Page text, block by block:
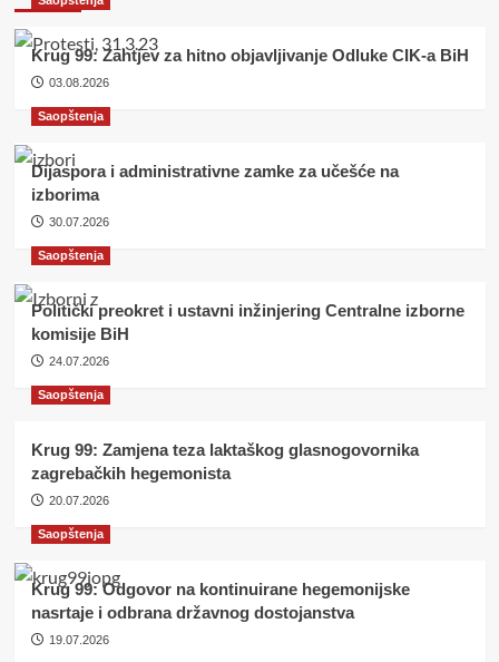
Krug 99: Zahtjev za hitno objavljivanje Odluke CIK-a BiH
03.08.2026
Saopštenja
Dijaspora i administrativne zamke za učešće na
izborima
30.07.2026
Saopštenja
Politički preokret i ustavni inžinjering Centralne izborne
komisije BiH
24.07.2026
Saopštenja
Krug 99: Zamjena teza laktaškog glasnogovornika
zagrebačkih hegemonista
20.07.2026
Saopštenja
Krug 99: Odgovor na kontinuirane hegemonijske
nasrtaje i odbrana državnog dostojanstva
19.07.2026